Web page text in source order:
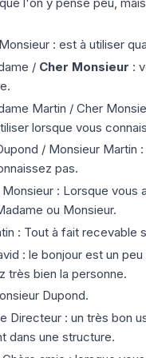
l'on y pense peu,
: est à utiliser
/ Cher Monsieur :
Martin / Cher
lorsque vous
/ Monsieur Martin
pas.
: Lorsque vous
ou Monsieur.
: Tout à fait
: le bonjour est un
très bien la personne.
Dupond.
Directeur : un très bon
dans une structure.